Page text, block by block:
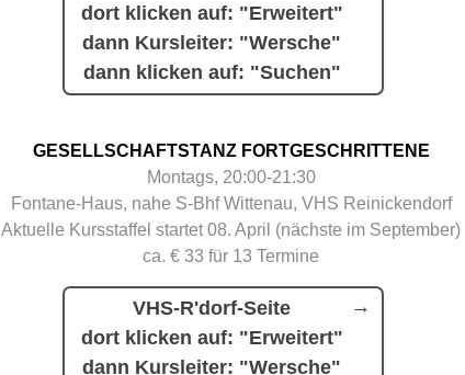
dort klicken auf: "Erweitert"
dann Kursleiter: "Wersche"
dann klicken auf: "Suchen"
GESELLSCHAFTSTANZ FORTGESCHRITTENE
Montags, 20:00-21:30
Fontane-Haus, nahe S-Bhf Wittenau, VHS Reinickendorf
Aktuelle Kursstaffel startet 08. April (nächste im September)
ca. € 33 für 13 Termine
VHS-R'dorf-Seite
dort klicken auf: "Erweitert"
dann Kursleiter: "Wersche"